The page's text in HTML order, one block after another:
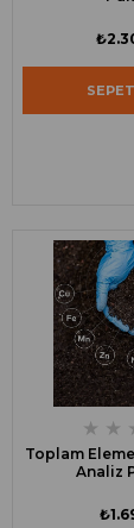
★ ★
Toplam
Analiz